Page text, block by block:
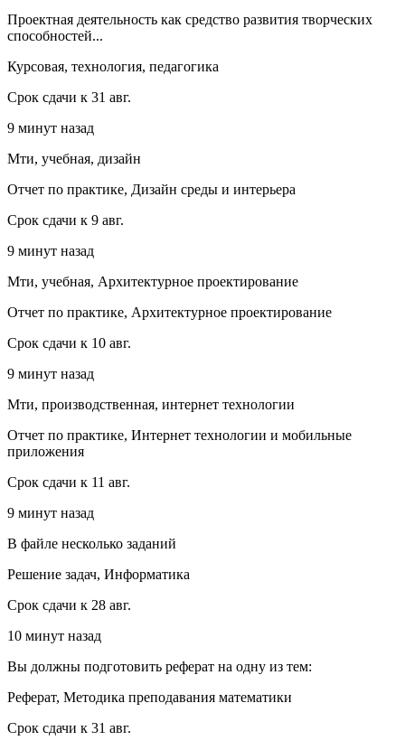
Проектная деятельность как средство развития творческих
способностей...
Курсовая, технология, педагогика
Срок сдачи к 31 авг.
9 минут назад
Мти, учебная, дизайн
Отчет по практике, Дизайн среды и интерьера
Срок сдачи к 9 авг.
9 минут назад
Мти, учебная, Архитектурное проектирование
Отчет по практике, Архитектурное проектирование
Срок сдачи к 10 авг.
9 минут назад
Мти, производственная, интернет технологии
Отчет по практике, Интернет технологии и мобильные
приложения
Срок сдачи к 11 авг.
9 минут назад
В файле несколько заданий
Решение задач, Информатика
Срок сдачи к 28 авг.
10 минут назад
Вы должны подготовить реферат на одну из тем:
Реферат, Методика преподавания математики
Срок сдачи к 31 авг.